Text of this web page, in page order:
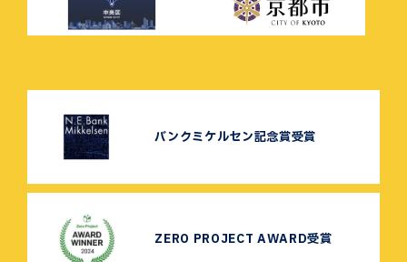
バンクミケルセン記念賞受賞
ZERO PROJECT AWARD受賞